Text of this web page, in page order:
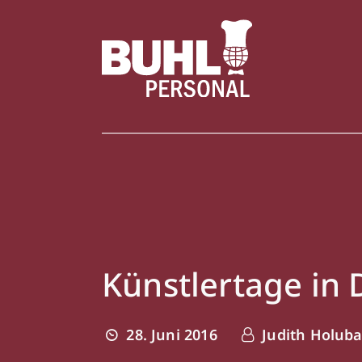
Künstlertage in
28. Juni 2016 Judith Holuba